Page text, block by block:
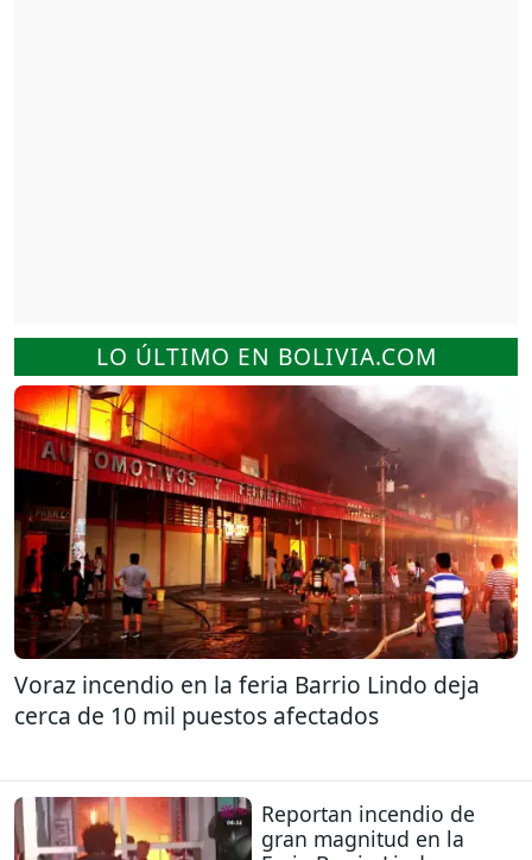
LO ÚLTIMO EN BOLIVIA.COM
Voraz incendio en la feria Barrio Lindo deja
cerca de 10 mil puestos afectados
Reportan incendio de
gran magnitud en la